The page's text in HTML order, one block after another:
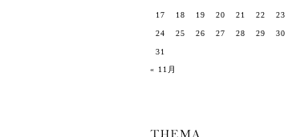
« 11月
17 18 19 20 21 22 23
24 25 26 27 28 29 30
31